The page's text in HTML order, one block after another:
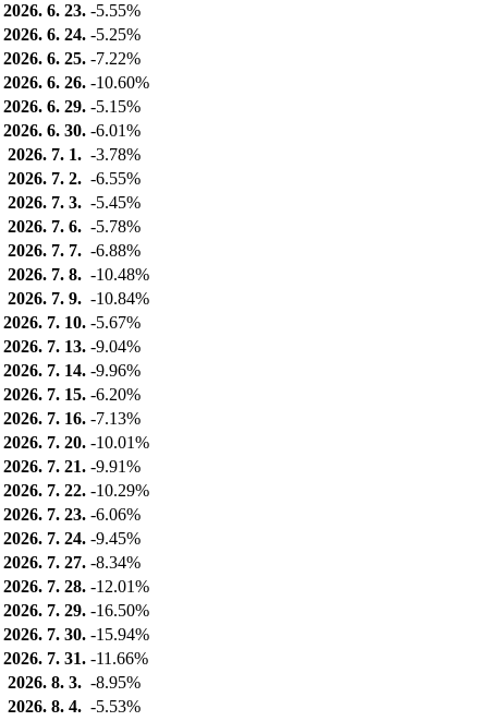
2026. 6. 23. -5.55%
2026. 6. 24. -5.25%
2026. 6. 25. -7.22%
2026. 6. 26. -10.60%
2026. 6. 29. -5.15%
2026. 6. 30. -6.01%
2026. 7. 1. -3.78%
2026. 7. 2. -6.55%
2026. 7. 3. -5.45%
2026. 7. 6. -5.78%
2026. 7. 7. -6.88%
2026. 7. 8. -10.48%
2026. 7. 9. -10.84%
2026. 7. 10. -5.67%
2026. 7. 13. -9.04%
2026. 7. 14. -9.96%
2026. 7. 15. -6.20%
2026. 7. 16. -7.13%
2026. 7. 20. -10.01%
2026. 7. 21. -9.91%
2026. 7. 22. -10.29%
2026. 7. 23. -6.06%
2026. 7. 24. -9.45%
2026. 7. 27. -8.34%
2026. 7. 28. -12.01%
2026. 7. 29. -16.50%
2026. 7. 30. -15.94%
2026. 7. 31. -11.66%
2026. 8. 3. -8.95%
2026. 8. 4. -5.53%